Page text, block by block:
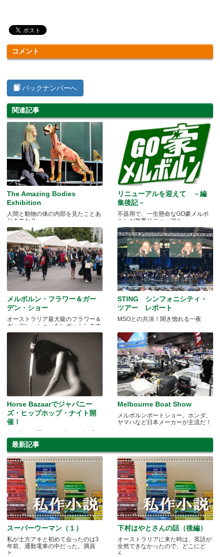
コメント
バックナンバーへ
関連記事
The Amazing Bodies
Exhibition
人間と動物の体の内部を見たことあ
りますか？
リニューアルを迎えて －編
集後記－
不器用で、一生懸命なGO豪メルボ
ルンが無事リニューアル
メルボルン・フラワー＆ガー
デン・ショー
オーストラリア最大級のフラワー＆
ガーデン・ショーをレポートします
STING シンフォニシティ・
ツアー レポート
MSOとの共演！聞き惚れる一夜
Horse Bazaarでジャパニー
ズ・ヒップホップ・ナイト開
催！
食べ飲み放題＋ヒップホップで盛り
上がろう！
Melbourne Boat Show
メルボルンボートショー。ホンダ、
ヤマハなど日本メーカーが主流だ！
最新記事
スーパーウーマン（１）
私が土方アキと初めて会ったのは3
年前。通勤電車の中だった。満員
と.....
下村はやとさんの話（後編）
オーストラリアに来た時は、英語が
全然できなかったので、どこにど
ん.....